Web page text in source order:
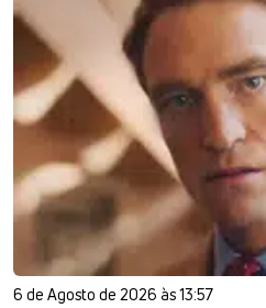
6 de Agosto de 2026 às 13:57